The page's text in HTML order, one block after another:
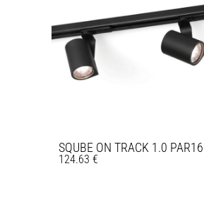
SQUBE ON TRACK 1.0 PAR16
124.63 €